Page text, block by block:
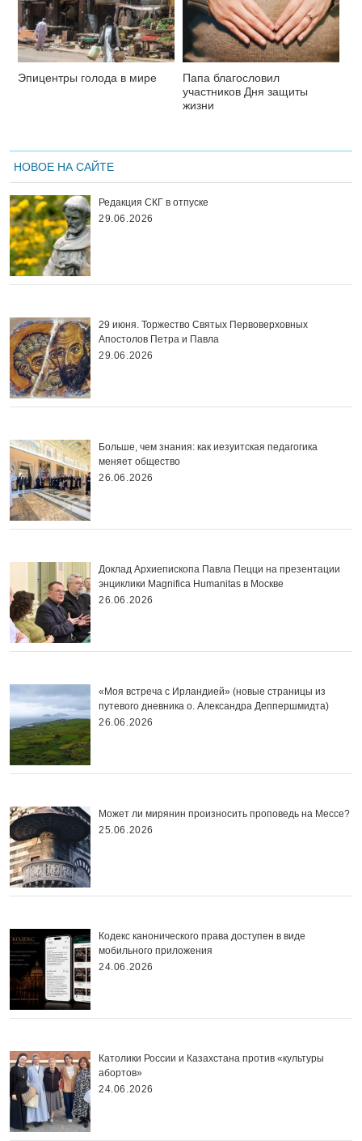
Эпицентры голода в мире
Папа благословил
участников Дня защиты
жизни
НОВОЕ НА САЙТЕ
Редакция СКГ в отпуске
29.06.2026
29 июня. Торжество Святых Первоверховных
Апостолов Петра и Павла
29.06.2026
Больше, чем знания: как иезуитская педагогика
меняет общество
26.06.2026
Доклад Архиепископа Павла Пецци на презентации
энциклики Magnifica Нumanitas в Москве
26.06.2026
«Моя встреча с Ирландией» (новые страницы из
путевого дневника о. Александра Деппершмидта)
26.06.2026
Может ли мирянин произносить проповедь на Мессе?
25.06.2026
Кодекс канонического права доступен в виде
мобильного приложения
24.06.2026
Католики России и Казахстана против «культуры
абортов»
24.06.2026